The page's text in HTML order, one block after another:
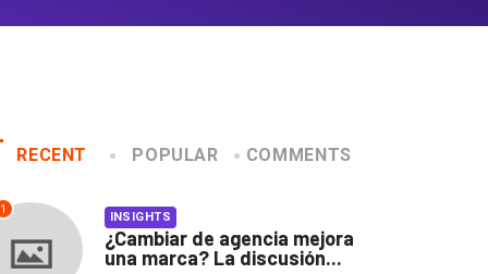
RECENT POPULAR COMMENTS
1 INSIGHTS
¿Cambiar de agencia mejora
una marca? La discusión...